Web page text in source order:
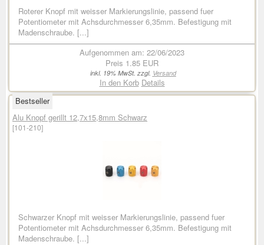
Roterer Knopf mit weisser Markierungslinie, passend fuer
Potentiometer mit Achsdurchmesser 6,35mm. Befestigung mit
Madenschraube. [...]
Aufgenommen am: 22/06/2023
Preis 1.85 EUR
inkl. 19% MwSt. zzgl. Versand
In den Korb Details
Bestseller
Alu Knopf gerillt 12,7x15,8mm Schwarz
[101-210]
Schwarzer Knopf mit weisser Markierungslinie, passend fuer
Potentiometer mit Achsdurchmesser 6,35mm. Befestigung mit
Madenschraube. [...]